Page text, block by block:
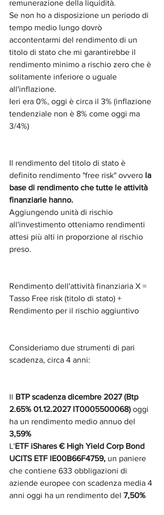
remunerazione della liquidità.
Se non ho a disposizione un periodo di
tempo medio lungo dovrò
accontentarmi del rendimento di un
titolo di stato che mi garantirebbe il
rendimento minimo a rischio zero che è
solitamente inferiore o uguale
all'inflazione.
Ieri era 0%, oggi è circa il 3% (inflazione
tendenziale non è 8% come oggi ma
3/4%)
Il rendimento del titolo di stato è
definito rendimento "free risk" ovvero la
base di rendimento che tutte le attività
finanziarie hanno.
Aggiungendo unità di rischio
all'investimento otteniamo rendimenti
attesi più alti in proporzione al rischio
preso.
Rendimento dell'attività finanziaria X =
Tasso Free risk (titolo di stato) +
Rendimento per il rischio aggiuntivo
Consideriamo due strumenti di pari
scadenza, circa 4 anni:
Il BTP scadenza dicembre 2027 (Btp
2.65% 01.12.2027 IT0005500068) oggi
ha un rendimento medio annuo del
3,59%
L'ETF iShares € High Yield Corp Bond
UCITS ETF IE00B66F4759, un paniere
che contiene 633 obbligazioni di
aziende europee con scadenza media 4
anni oggi ha un rendimento del 7,50%